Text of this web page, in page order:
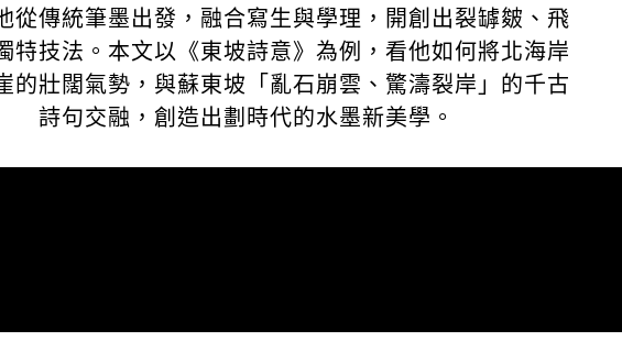
從傳統筆墨出發，融合寫生與學理，開創出裂罅皴、飛
特技法。本文以《東坡詩意》為例，看他如何將北海岸
的壯闊氣勢，與蘇東坡「亂石崩雲、驚濤裂岸」的千古
詩句交融，創造出劃時代的水墨新美學。